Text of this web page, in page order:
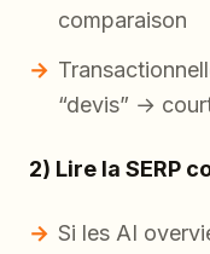
comparaison
“devis” →
2) Lire la SERP
Si les AI